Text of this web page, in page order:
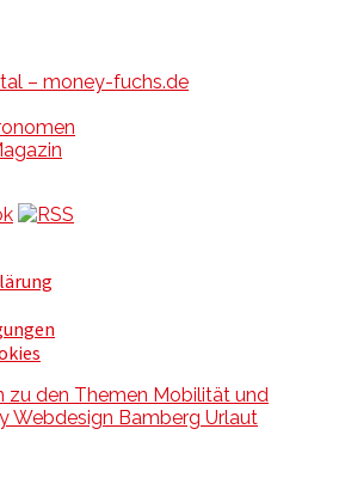
– money-fuchs.de
zu den Themen Mobilität und
Webdesign Bamberg Urlaut